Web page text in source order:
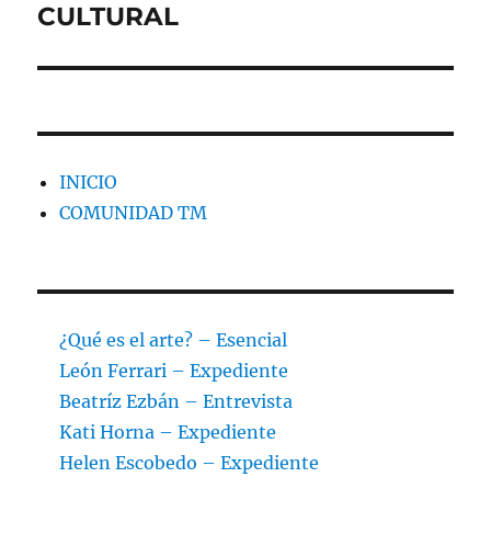
CULTURAL
INICIO
COMUNIDAD TM
¿Qué es el arte? – Esencial
León Ferrari – Expediente
Beatríz Ezbán – Entrevista
Kati Horna – Expediente
Helen Escobedo – Expediente